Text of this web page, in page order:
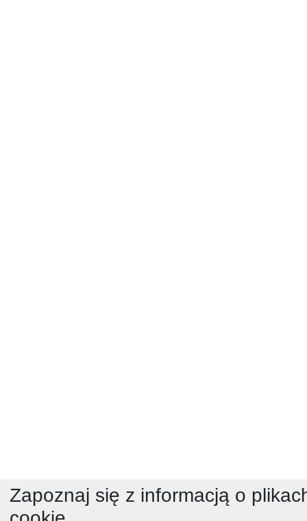
Zapoznaj się z informacją o